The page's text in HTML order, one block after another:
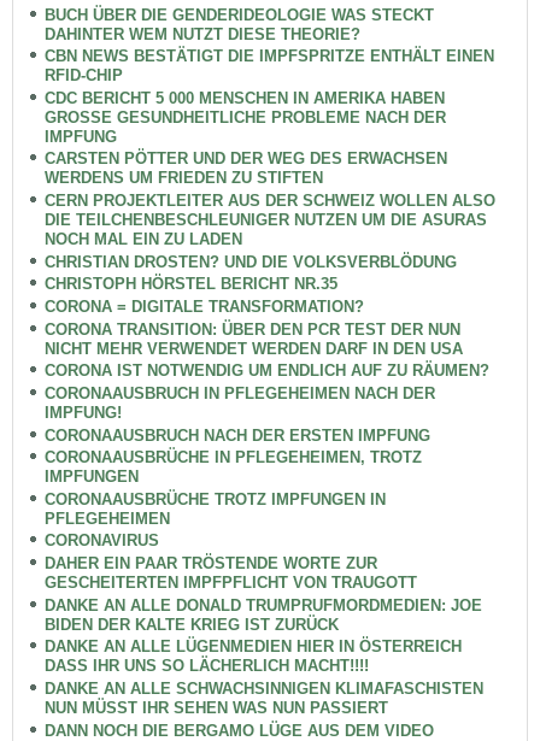
BUCH ÜBER DIE GENDERIDEOLOGIE WAS STECKT
DAHINTER WEM NUTZT DIESE THEORIE?
CBN NEWS BESTÄTIGT DIE IMPFSPRITZE ENTHÄLT EINEN
RFID-CHIP
CDC BERICHT 5 000 MENSCHEN IN AMERIKA HABEN
GROSSE GESUNDHEITLICHE PROBLEME NACH DER
IMPFUNG
CARSTEN PÖTTER UND DER WEG DES ERWACHSEN
WERDENS UM FRIEDEN ZU STIFTEN
CERN PROJEKTLEITER AUS DER SCHWEIZ WOLLEN ALSO
DIE TEILCHENBESCHLEUNIGER NUTZEN UM DIE ASURAS
NOCH MAL EIN ZU LADEN
CHRISTIAN DROSTEN? UND DIE VOLKSVERBLÖDUNG
CHRISTOPH HÖRSTEL BERICHT NR.35
CORONA = DIGITALE TRANSFORMATION?
CORONA TRANSITION: ÜBER DEN PCR TEST DER NUN
NICHT MEHR VERWENDET WERDEN DARF IN DEN USA
CORONA IST NOTWENDIG UM ENDLICH AUF ZU RÄUMEN?
CORONAAUSBRUCH IN PFLEGEHEIMEN NACH DER
IMPFUNG!
CORONAAUSBRUCH NACH DER ERSTEN IMPFUNG
CORONAAUSBRÜCHE IN PFLEGEHEIMEN, TROTZ
IMPFUNGEN
CORONAAUSBRÜCHE TROTZ IMPFUNGEN IN
PFLEGEHEIMEN
CORONAVIRUS
DAHER EIN PAAR TRÖSTENDE WORTE ZUR
GESCHEITERTEN IMPFPFLICHT VON TRAUGOTT
DANKE AN ALLE DONALD TRUMPRUFMORDMEDIEN: JOE
BIDEN DER KALTE KRIEG IST ZURÜCK
DANKE AN ALLE LÜGENMEDIEN HIER IN ÖSTERREICH
DASS IHR UNS SO LÄCHERLICH MACHT!!!!
DANKE AN ALLE SCHWACHSINNIGEN KLIMAFASCHISTEN
NUN MÜSST IHR SEHEN WAS NUN PASSIERT
DANN NOCH DIE BERGAMO LÜGE AUS DEM VIDEO